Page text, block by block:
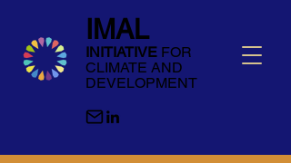
IMAL
INITIATIVE FOR
CLIMATE AND
DEVELOPMENT